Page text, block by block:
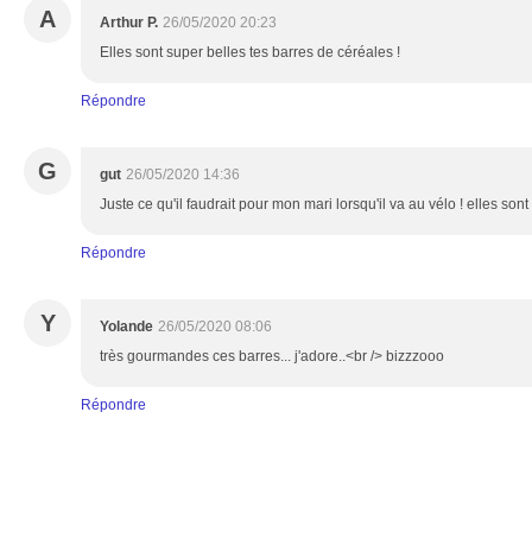
A Arthur P. 26/05/2020 20:23
Elles sont super belles tes barres de céréales !
Répondre
G gut 26/05/2020 14:36
Juste ce qu'il faudrait pour mon mari lorsqu'il va au vélo ! elles
Répondre
Y Yolande 26/05/2020 08:06
très gourmandes ces barres... j'adore..<br /> bizzzooo
Répondre